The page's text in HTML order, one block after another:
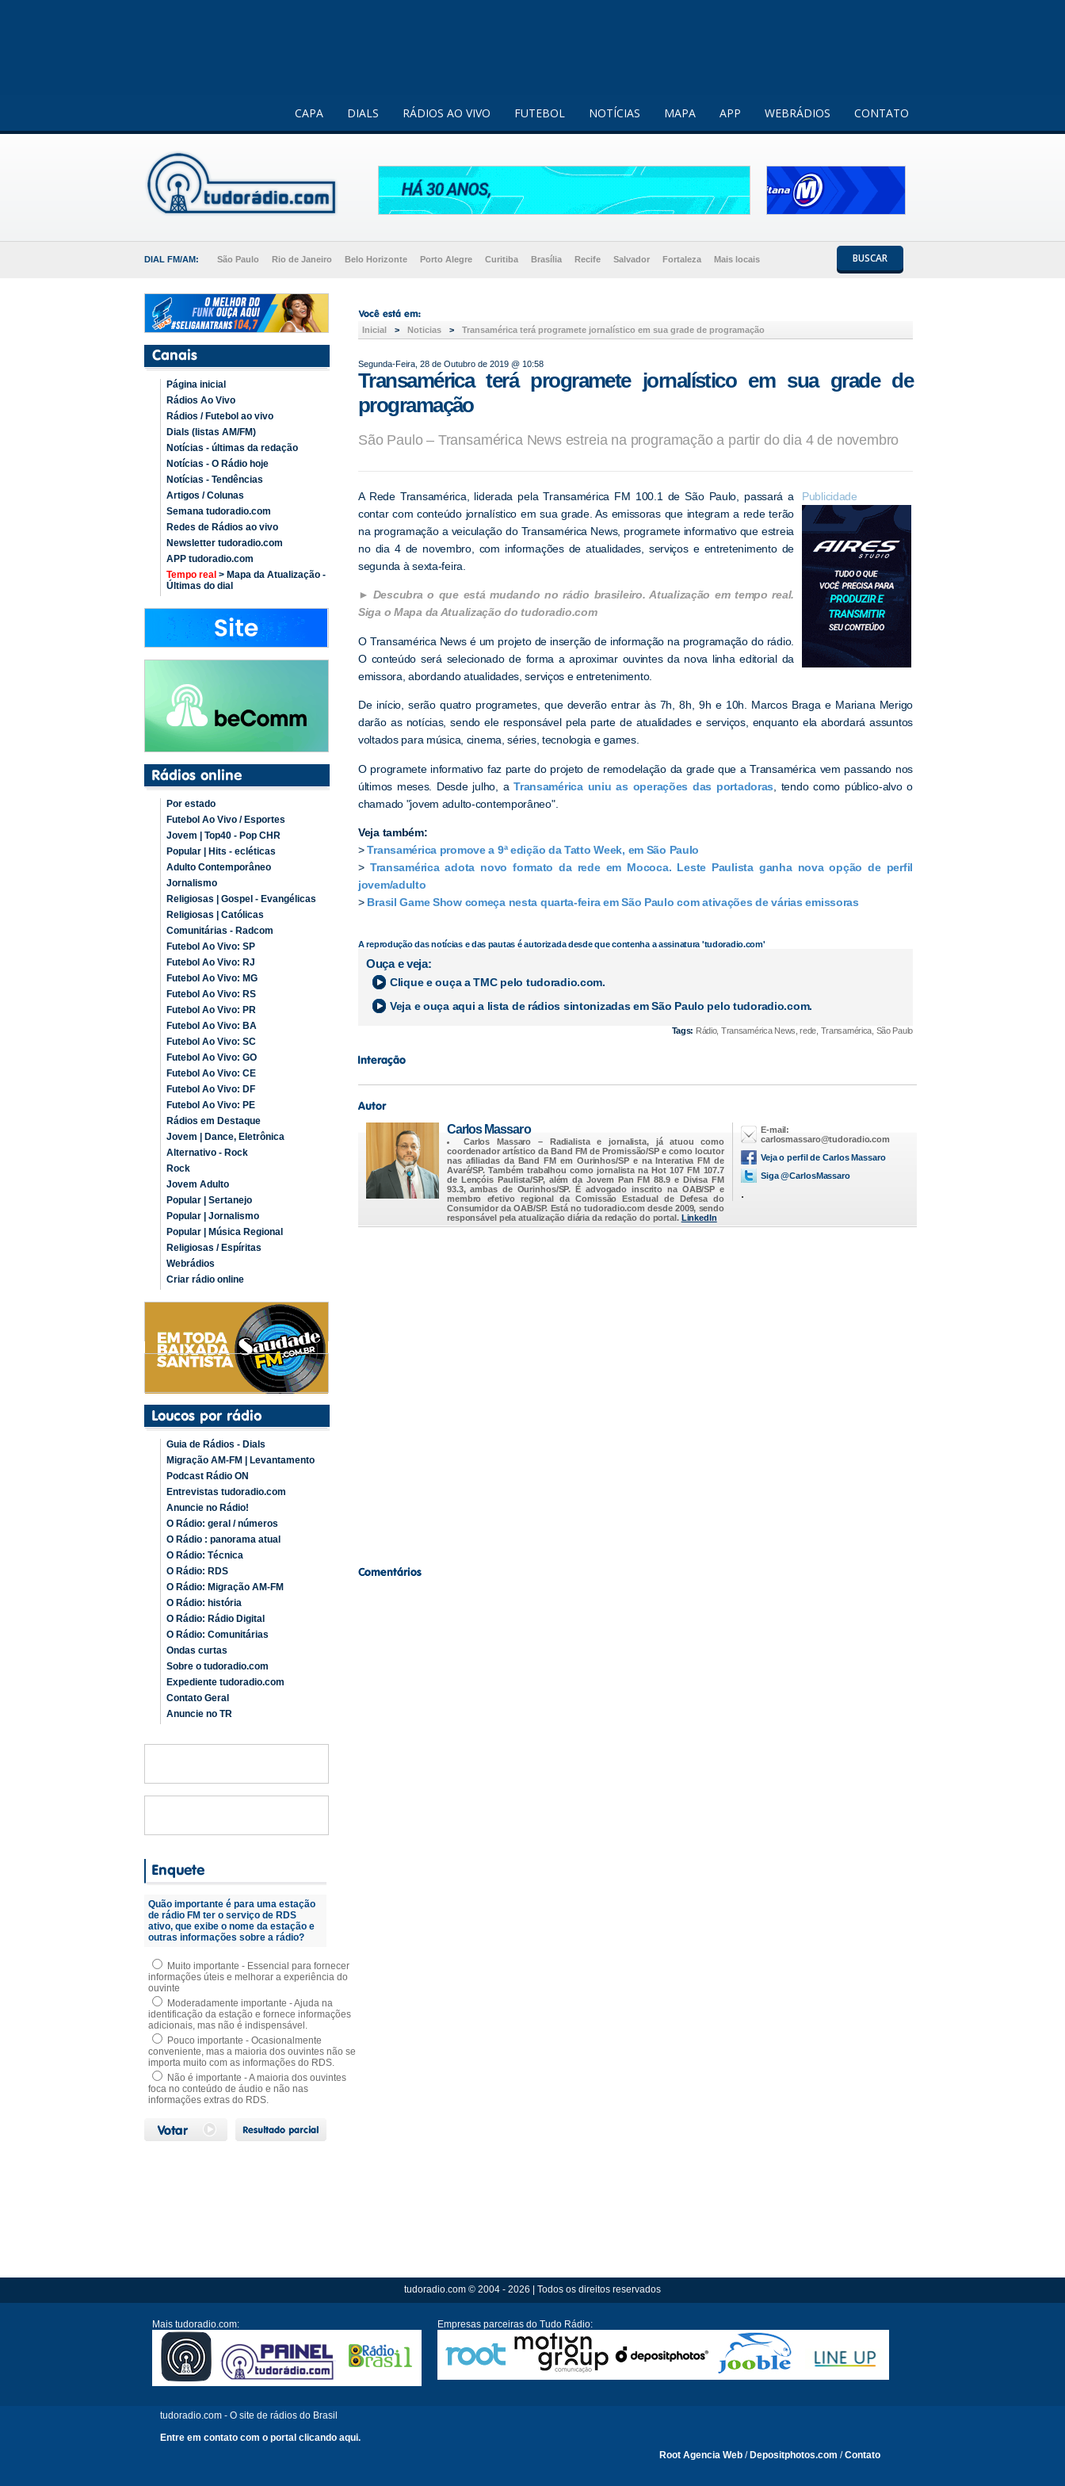
CAPA DIALS RÁDIOS AO VIVO FUTEBOL NOTÍCIAS MAPA APP WEBRÁDIOS CONTATO
DIAL FM/AM: São Paulo Rio de Janeiro Belo Horizonte Porto Alegre Curitiba Brasília Recife Salvador Fortaleza Mais locais BUSCAR
Página inicial
Rádios Ao Vivo
Rádios / Futebol ao vivo
Dials (listas AM/FM)
Notícias - últimas da redação
Notícias - O Rádio hoje
Notícias - Tendências
Artigos / Colunas
Semana tudoradio.com
Redes de Rádios ao vivo
Newsletter tudoradio.com
APP tudoradio.com
Tempo real > Mapa da Atualização -
Últimas do dial
Por estado
Futebol Ao Vivo / Esportes
Jovem | Top40 - Pop CHR
Popular | Hits - ecléticas
Adulto Contemporâneo
Jornalismo
Religiosas | Gospel - Evangélicas
Religiosas | Católicas
Comunitárias - Radcom
Futebol Ao Vivo: SP
Futebol Ao Vivo: RJ
Futebol Ao Vivo: MG
Futebol Ao Vivo: RS
Futebol Ao Vivo: PR
Futebol Ao Vivo: BA
Futebol Ao Vivo: SC
Futebol Ao Vivo: GO
Futebol Ao Vivo: CE
Futebol Ao Vivo: DF
Futebol Ao Vivo: PE
Rádios em Destaque
Jovem | Dance, Eletrônica
Alternativo - Rock
Rock
Jovem Adulto
Popular | Sertanejo
Popular | Jornalismo
Popular | Música Regional
Religiosas / Espíritas
Webrádios
Criar rádio online
Guia de Rádios - Dials
Migração AM-FM | Levantamento
Podcast Rádio ON
Entrevistas tudoradio.com
Anuncie no Rádio!
O Rádio: geral / números
O Rádio : panorama atual
O Rádio: Técnica
O Rádio: RDS
O Rádio: Migração AM-FM
O Rádio: história
O Rádio: Rádio Digital
O Rádio: Comunitárias
Ondas curtas
Sobre o tudoradio.com
Expediente tudoradio.com
Contato Geral
Anuncie no TR
Quão importante é para uma estação
de rádio FM ter o serviço de RDS
ativo, que exibe o nome da estação e
outras informações sobre a rádio?
Muito importante - Essencial para fornecer
informações úteis e melhorar a experiência do
ouvinte
Moderadamente importante - Ajuda na
identificação da estação e fornece informações
adicionais, mas não é indispensável.
Pouco importante - Ocasionalmente
conveniente, mas a maioria dos ouvintes não se
importa muito com as informações do RDS.
Não é importante - A maioria dos ouvintes
foca no conteúdo de áudio e não nas
informações extras do RDS.
Inicial > Noticias > Transamérica terá programete jornalístico em sua grade de programação
Segunda-Feira, 28 de Outubro de 2019 @ 10:58
Transamérica terá programete jornalístico em sua grade de
programação
São Paulo – Transamérica News estreia na programação a partir do dia 4 de novembro
Publicidade
A Rede Transamérica, liderada pela Transamérica FM 100.1 de São Paulo, passará a
contar com conteúdo jornalístico em sua grade. As emissoras que integram a rede terão
na programação a veiculação do Transamérica News, programete informativo que estreia
no dia 4 de novembro, com informações de atualidades, serviços e entretenimento de
segunda à sexta-feira.
Descubra o que está mudando no rádio brasileiro. Atualização em tempo real.
Siga o Mapa da Atualização do tudoradio.com
O Transamérica News é um projeto de inserção de informação na programação do rádio.
O conteúdo será selecionado de forma a aproximar ouvintes da nova linha editorial da
emissora, abordando atualidades, serviços e entretenimento.
De início, serão quatro programetes, que deverão entrar às 7h, 8h, 9h e 10h. Marcos Braga e Mariana Merigo
darão as notícias, sendo ele responsável pela parte de atualidades e serviços, enquanto ela abordará assuntos
voltados para música, cinema, séries, tecnologia e games.
O programete informativo faz parte do projeto de remodelação da grade que a Transamérica vem passando nos
últimos meses. Desde julho, aTransamérica uniu as operações das portadoras , tendo como público-alvo o
chamado "jovem adulto-contemporâneo".
Veja também:
>Transamérica promove a 9ª edição da Tatto Week, em São Paulo
> Transamérica adota novo formato da rede em Mococa. Leste Paulista ganha nova opção de perfil
jovem/adulto
> Brasil Game Show começa nesta quarta-feira em São Paulo com ativações de várias emissoras
A reprodução das notícias e das pautas é autorizada desde que contenha a assinatura 'tudoradio.com'
Ouça e veja:
Clique e ouça aTMCpelo tudoradio.com.
Veja e ouça aqui a lista de rádios sintonizadas emSão Paulo pelo tudoradio.com.
Tags: Rádio, Transamérica News, rede, Transamérica, São Paulo
Carlos Massaro
Carlos Massaro – Radialista e jornalista, já atuou como
coordenador artístico da Band FM de Promissão/SP e como locutor
nas afiliadas da Band FM em Ourinhos/SP e na Interativa FM de
Avaré/SP. Também trabalhou como jornalista na Hot 107 FM 107.7
de Lençóis Paulista/SP, além da Jovem Pan FM 88.9 e Divisa FM
93.3, ambas de Ourinhos/SP. É advogado inscrito na OAB/SP e
membro efetivo regional da Comissão Estadual de Defesa do
Consumidor da OAB/SP. Está notudoradio.com desde 2009, sendo
responsável pela atualização diária da redação do portal. LinkedIn
E-mail:
carlosmassaro@tudoradio.com
Veja o perfil de Carlos Massaro
Siga @CarlosMassaro
.
tudoradio.com © 2004 - 2026 | Todos os direitos reservados
Mais tudoradio.com: Empresas parceiras do Tudo Rádio:
tudoradio.com - O site de rádios do Brasil
Entre em contato com o portal clicando aqui.
Root Agencia Web / Depositphotos.com /Contato